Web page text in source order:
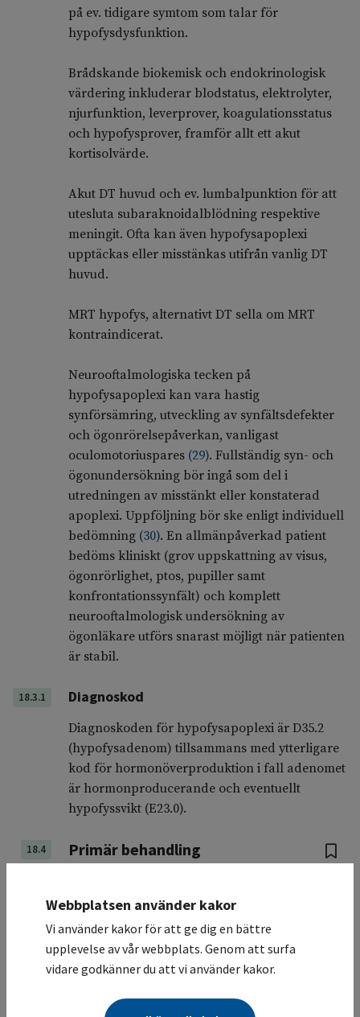
på ev. tidigare symtom som talar för
hypofysdysfunktion.
Brådskande biokemisk och endokrinologisk
värdering inkluderar blodstatus, elektrolyter,
njurfunktion, leverprover, koagulationsstatus
och hypofysprover, framför allt ett akut
kortisolvärde.
Akut DT huvud och ev. lumbalpunktion för att
utesluta subaraknoidalblödning respektive
meningit. Ofta kan även hypofysapoplexi
upptäckas eller misstänkas utifrån vanlig DT
huvud.
MRT hypofys, alternativt DT sella om MRT
kontraindicerat.
Neurooftalmologiska tecken på
hypofysapoplexi kan vara hastig
synförsämring, utveckling av synfältsdefekter
och ögonrörelsepåverkan, vanligast
oculomotoriuspares (29). Fullständig syn- och
ögonundersökning bör ingå som del i
utredningen av misstänkt eller konstaterad
apoplexi. Uppföljning bör ske enligt individuell
bedömning (30). En allmänpåverkad patient
bedöms kliniskt (grov uppskattning av visus,
ögonrörlighet, ptos, pupiller samt
konfrontationssynfält) och komplett
neurooftalmologisk undersökning av
ögonläkare utförs snarast möjligt när patienten
är stabil.
18.3.1 Diagnoskod
Diagnoskoden för hypofysapoplexi är D35.2
(hypofysadenom) tillsammans med ytterligare
kod för hormonöverproduktion i fall adenomet
är hormonproducerande och eventuellt
hypofyssvikt (E23.0).
18.4 Primär behandling
Rekommendationer
Vid välgrundad klinisk misstanke om
hypofysapoplexi och sekundär
binjurebarkssvikt bör hydrokortison
Webbplatsen använder kakor
Vi använder kakor för att ge dig en bättre
upplevelse av vår webbplats. Genom att surfa
vidare godkänner du att vi använder kakor.